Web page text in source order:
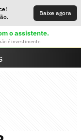
Baixe agora
o assistente.
é investimento